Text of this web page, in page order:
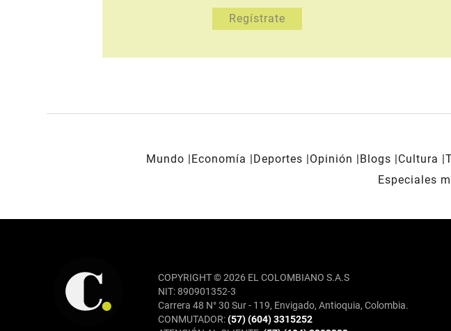
Mundo Economía Deportes Opinión Blogs Cultura
Especiales
COPYRIGHT © 2026 EL COLOMBIANO S.A.S
NIT: 890901352-3
Carrera 48 N° 30 Sur - 119, Envigado, Antioquia, Colombia.
CONMUTADOR:(57) (604) 3315252